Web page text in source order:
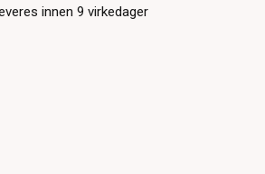
innen9 virkedager